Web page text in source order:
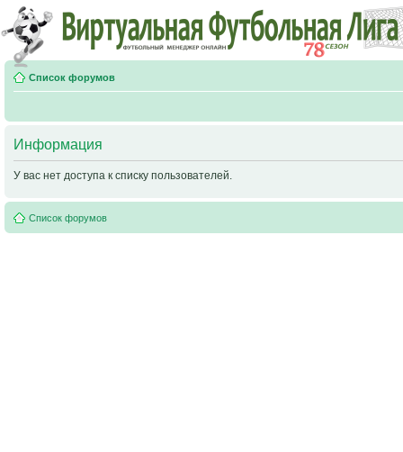
Список форумов
Информация
У вас нет доступа к списку пользователей.
Список форумов